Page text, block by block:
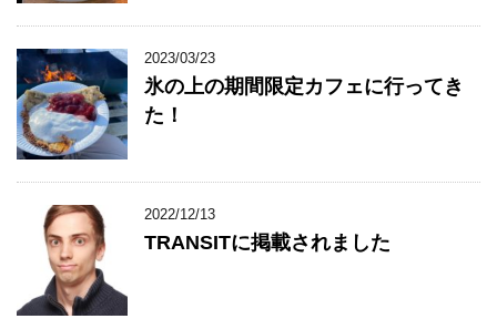
2023/03/23
氷の上の期間限定カフェに行ってき
た！
2022/12/13
TRANSITに掲載されました